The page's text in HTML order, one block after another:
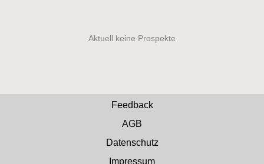
Feedback
AGB
Datenschutz
Impressum